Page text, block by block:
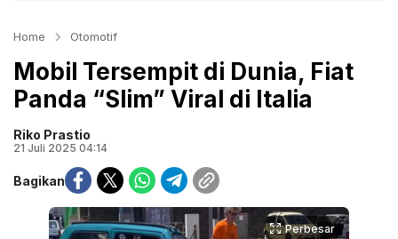
Home Otomotif
Mobil Tersempit di Dunia, Fiat
Panda “Slim” Viral di Italia
Riko Prastio
21 Juli 2025 04:14
Bagikan
Perbesar